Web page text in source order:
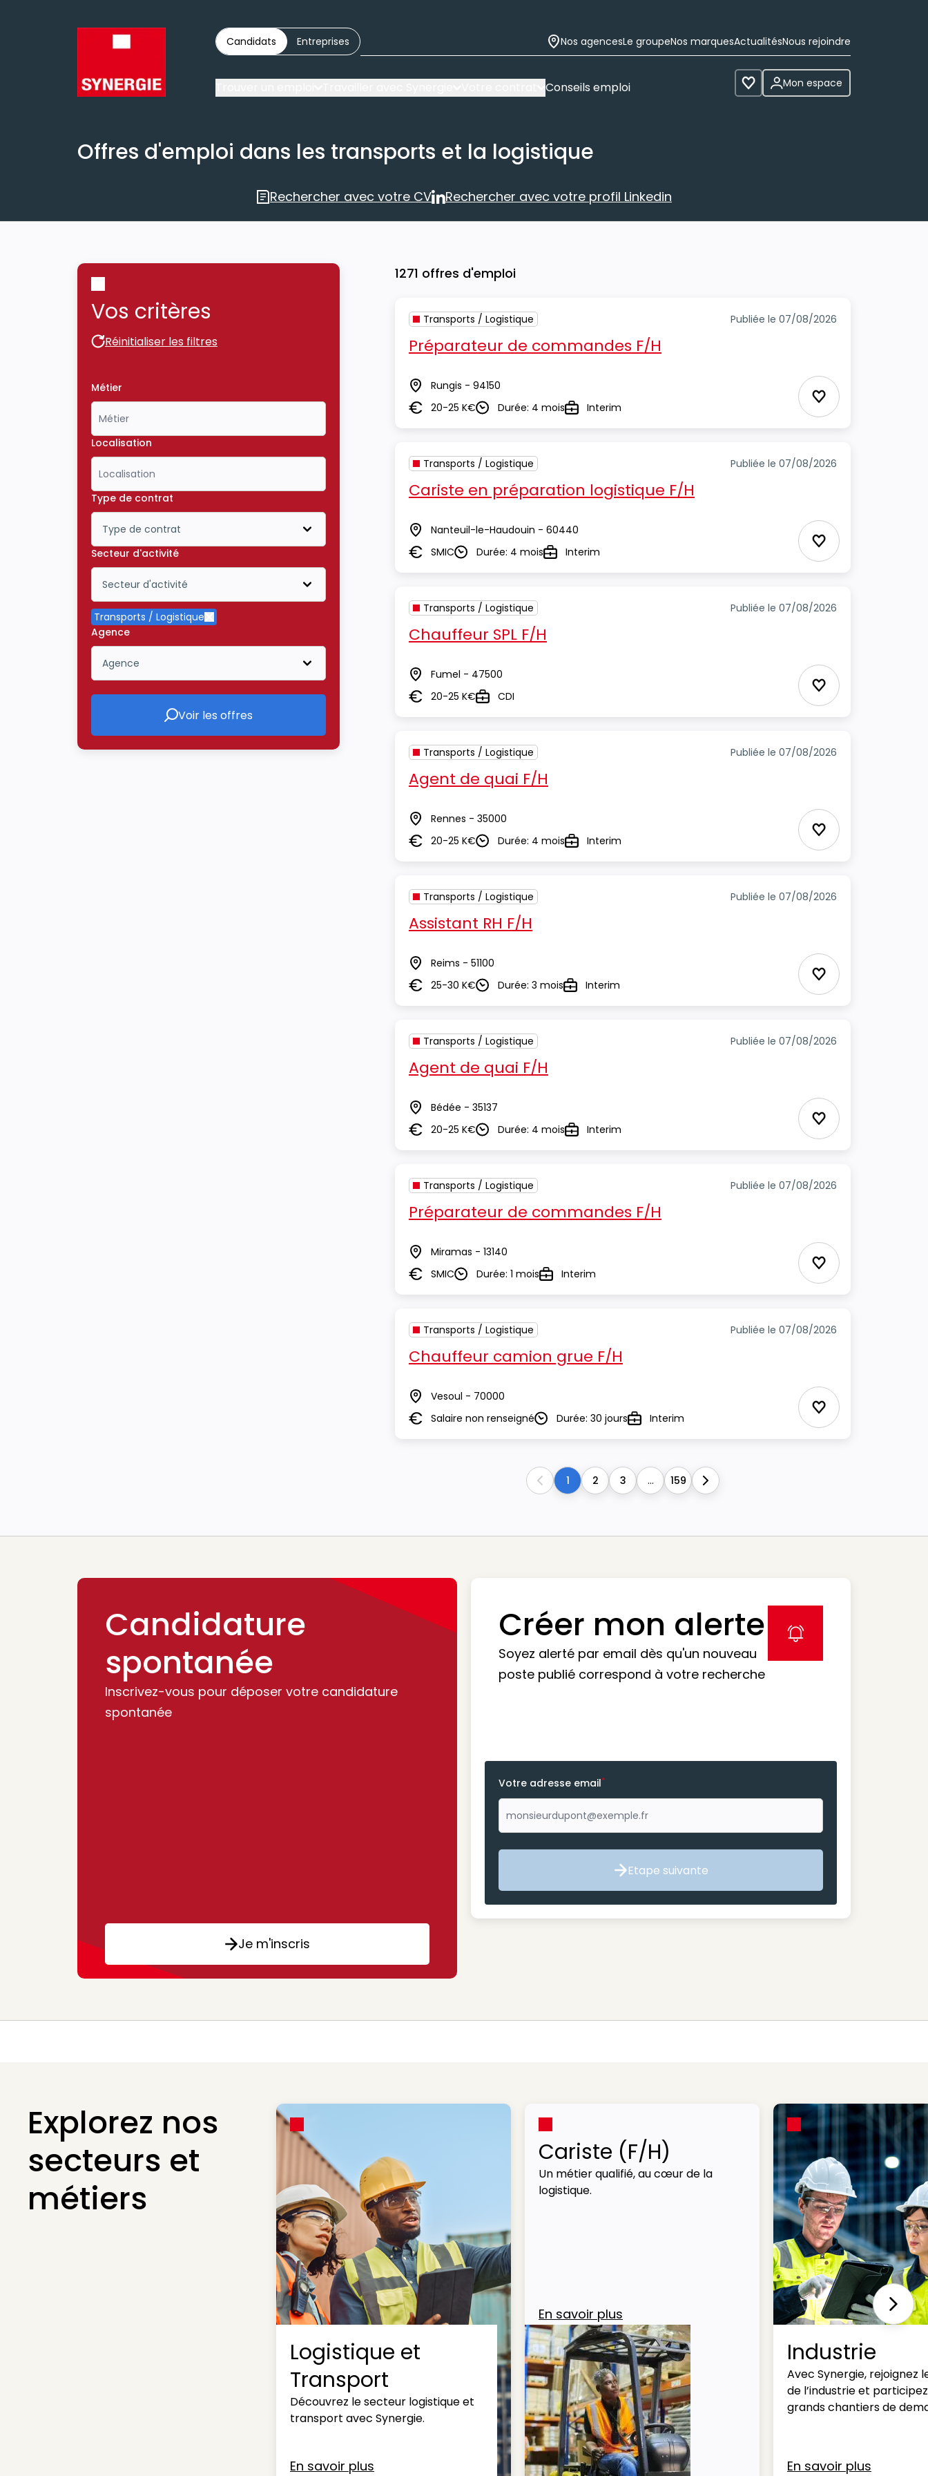
Candidats Entreprises Nos agencesLe groupeNos marquesActualitésNous rejoindre
Conseils emploi Voir les favoris
Mon espace
Offres d'emploi dans les transports et la logistique
Rechercher avec votre CV
Rechercher avec votre CV
Rechercher avec votre profil Linkedin
Rechercher avec votre profil Linkedin
Vos critères
Réinitialiser les filtres
Réinitialiser les filtres
Métier
Localisation
Type de contrat
Type de contrat
Icône ouvrir la liste déroulante
Secteur d'activité
Secteur d'activité
Icône ouvrir la liste déroulante
Transports / Logistique
Supprimer le critère Transports / Logistique
Agence
Agence
Icône ouvrir la liste déroulante
Voir les offres
Voir les offres
1271 offres d'emploi
Transports / Logistique Publiée le 07/08/2026
Préparateur de commandes F/H
Lieu Rungis - 94150
Salaire20-25 K€DuréeDurée: 4 moisTypeInterim Ajouter aux
Transports / Logistique Publiée le 07/08/2026
Cariste en préparation logistique F/H
Lieu Nanteuil-le-Haudouin - 60440
Salaire
SMICDuréeDurée: 4 moisTypeInterim Ajouter aux
Transports / Logistique Publiée le 07/08/2026
Chauffeur SPL F/H
Lieu Fumel - 47500
Salaire20-25 K€TypeCDI Ajouter aux
Transports / Logistique Publiée le 07/08/2026
Agent de quai F/H
Lieu Rennes - 35000
Salaire20-25 K€DuréeDurée: 4 moisTypeInterim Ajouter aux
Transports / Logistique Publiée le 07/08/2026
Assistant RH F/H
Lieu Reims - 51100
Salaire25-30 K€DuréeDurée: 3 moisTypeInterim Ajouter aux
Transports / Logistique Publiée le 07/08/2026
Agent de quai F/H
Lieu Bédée - 35137
Salaire20-25 K€DuréeDurée: 4 moisTypeInterim Ajouter aux
Transports / Logistique Publiée le 07/08/2026
Préparateur de commandes F/H
Lieu Miramas - 13140
Salaire
SMICDuréeDurée: 1 moisTypeInterim Ajouter aux
Transports / Logistique Publiée le 07/08/2026
Chauffeur camion grue F/H
Lieu Vesoul - 70000
SalaireSalaire non renseignéDuréeDurée: 30 joursTypeInterim Ajouter aux
Previous
1 2 3 ... 159 Next
Candidature
spontanée
Inscrivez-vous pour déposer votre candidature
spontanée
Je m'inscris
Créer mon alerte
Soyez alerté par email dès qu'un nouveau
poste publié correspond à votre recherche
label icon
Votre adresse email*
Etape suivante
Etape suivante
Explorez nos
secteurs et
métiers
Logistique et
Transport
Découvrez le secteur logistique et
transport avec Synergie.
En savoir plus
Cariste (F/H)
Un métier qualifié, au cœur de la
logistique.
En savoir plus
Industrie
Avec Synergie, rejoignez
de l’industrie et
grands chantiers de
En savoir plus
Next